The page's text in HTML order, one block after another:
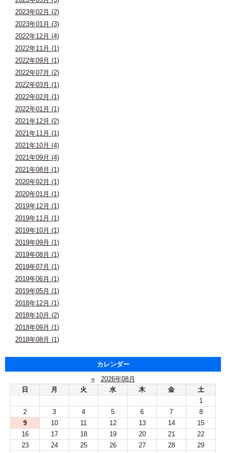
2023年02月 (2)
2023年01月 (3)
2022年12月 (4)
2022年11月 (1)
2022年09月 (1)
2022年07月 (2)
2022年03月 (1)
2022年02月 (1)
2022年01月 (1)
2021年12月 (2)
2021年11月 (1)
2021年10月 (4)
2021年09月 (4)
2021年08月 (1)
2020年02月 (1)
2020年01月 (1)
2019年12月 (1)
2019年11月 (1)
2019年10月 (1)
2019年09月 (1)
2019年08月 (1)
2019年07月 (1)
2019年06月 (1)
2019年05月 (1)
2018年12月 (1)
2018年10月 (2)
2018年09月 (1)
2018年08月 (1)
カレンダー
«
2026年08月
日
月 火 水 木 金
土
1
2
3 4 5 6 7
8
9
10 11 12 13 14
15
16
17 18 19 20 21
22
23
24 25 26 27 28
29